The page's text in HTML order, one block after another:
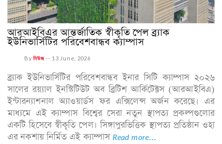
আরআইবিএর আন্তর্জাতিক স্বীকৃতি পেল ব্র্যাক
ইউনিভার্সিটির পরিবেশবান্ধব ক্যাম্পাস
Byনিউজ -- 13 June, 2026
ব্র্যাক ইউনিভার্সিটির পরিবেশবান্ধব ইনার সিটি ক্যাম্পাস ২০২৬
সালের রয়্যাল ইনস্টিটিউট অব ব্রিটিশ আর্কিটেক্টস (আরআইবিএ)
ইন্টারন্যাশনাল অ্যাওয়ার্ডস ফর এক্সিলেন্স অর্জন করেছে। এর
মাধ্যমে এই ক্যাম্পাস বিশ্বের সেরা নতুন স্থাপত্য প্রকল্পগুলোর
একটি হিসেবে স্বীকৃতি পেল। সিঙ্গাপুরভিত্তিক স্থাপত্য প্রতিষ্ঠান ওহা
এর নকশায় নির্মিত এই ক্যাম্পাস Read more...